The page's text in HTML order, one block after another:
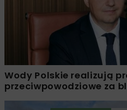
Wody Polskie realizują
przeciwpowodziowe za